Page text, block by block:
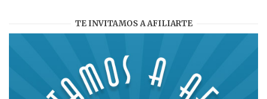
TE INVITAMOS A AFILIARTE